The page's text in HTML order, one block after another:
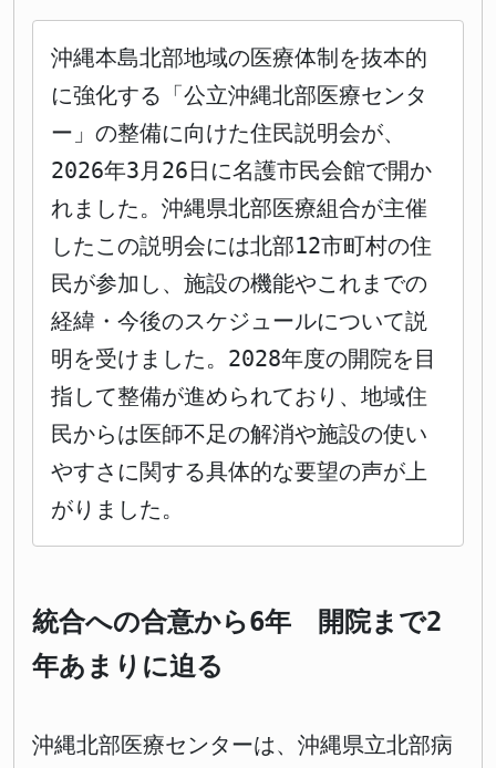
沖縄本島北部地域の医療体制を抜本的
に強化する「公立沖縄北部医療センタ
ー」の整備に向けた住民説明会が、
2026年3月26日に名護市民会館で開か
れました。沖縄県北部医療組合が主催
したこの説明会には北部12市町村の住
民が参加し、施設の機能やこれまでの
経緯・今後のスケジュールについて説
明を受けました。2028年度の開院を目
指して整備が進められており、地域住
民からは医師不足の解消や施設の使い
やすさに関する具体的な要望の声が上
がりました。
統合への合意から6年 開院まで2
年あまりに迫る
沖縄北部医療センターは、沖縄県立北部病